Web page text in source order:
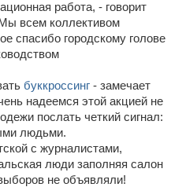
работа, - говорит
всем коллективом
спасибо городскому голове
буккроссинг - замечает
надеемся этой акцией не
послать четкий сигнал:
людьми.
с журналистами,
люди заполняя салон
не объявляли!